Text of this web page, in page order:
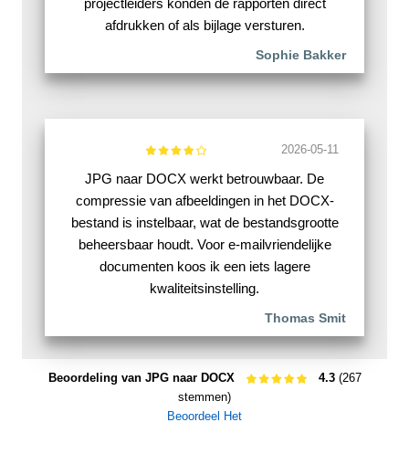
projectleiders konden de rapporten direct
afdrukken of als bijlage versturen.
Sophie Bakker
2026-05-11
JPG naar DOCX werkt betrouwbaar. De
compressie van afbeeldingen in het DOCX-
bestand is instelbaar, wat de bestandsgrootte
beheersbaar houdt. Voor e-mailvriendelijke
documenten koos ik een iets lagere
kwaliteitsinstelling.
Thomas Smit
Beoordeling van JPG naar DOCX 4.3(267
stemmen)
Beoordeel Het